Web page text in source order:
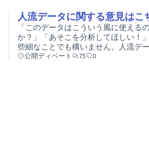
人流データに関する意見はこ
「このデータはこういう風に使える
か？」「あそこを分析してほしい！
些細なことでも構いません。人流デ
ついて、気づいたことやご意見をお願
公開ディベート 75 0